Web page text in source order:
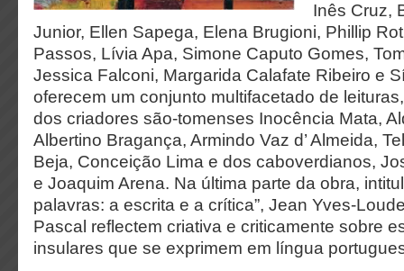
Inês Cruz,
Junior, Ellen Sapega, Elena Brugioni, Phillip
Passos, Lívia Apa, Simone Caputo Gomes,
Jessica Falconi, Margarida Calafate Ribeiro e
oferecem um conjunto multifacetado de
dos criadores são-tomenses Inocência Mata,
Albertino Bragança, Armindo Vaz d’ Almeida,
Beja, Conceição Lima e dos caboverdianos,
e Joaquim Arena. Na última parte da obra,
palavras: a escrita e a crítica”, Jean Yves-
Pascal reflectem criativa e criticamente sobre
insulares que se exprimem em língua